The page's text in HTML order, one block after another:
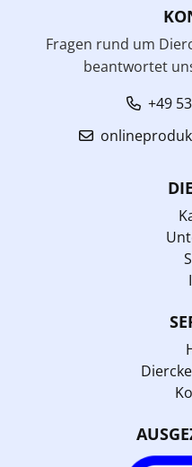
Fragen rund um
beantwortet
+49